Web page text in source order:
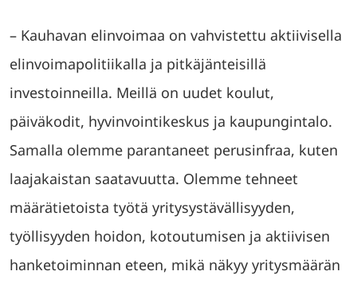
– Kauhavan elinvoimaa on vahvistettu aktiivisella
elinvoimapolitiikalla ja pitkäjänteisillä
investoinneilla. Meillä on uudet koulut,
päiväkodit, hyvinvointikeskus ja kaupungintalo.
Samalla olemme parantaneet perusinfraa, kuten
laajakaistan saatavuutta. Olemme tehneet
määrätietoista työtä yritysystävällisyyden,
työllisyyden hoidon, kotoutumisen ja aktiivisen
hanketoiminnan eteen, mikä näkyy yritysmäärän